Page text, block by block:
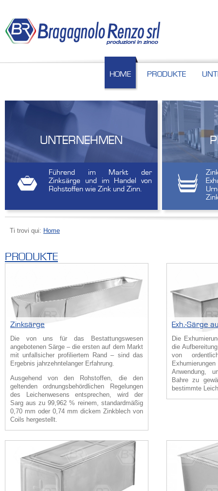
HOME PRODUKTE
UNTERNEHMEN
Führend im Markt der
Zinksärge und im Handel von
Rohstoffen wie Zink und Zinn.
Ti trovi qui: Home
PRODUKTE
Zinksärge
Die von uns für das Bestattungswesen
angebotenen Särge – die ersten auf dem Markt
mit unfallsicher profiliertem Rand – sind das
Ergebnis jahrzehntelanger Erfahrung.
Ausgehend von den Rohstoffen, die den
geltenden ordnungsbehördlichen Regelungen
des Leichenwesens entsprechen, wird der
Sarg aus zu 99,962 % reinem, standardmäßig
0,70 mm oder 0,74 mm dickem Zinkblech von
Coils hergestellt.
Exh.-Särge
Die
die
von
Anwendung,
Bahre zu
bestimmte